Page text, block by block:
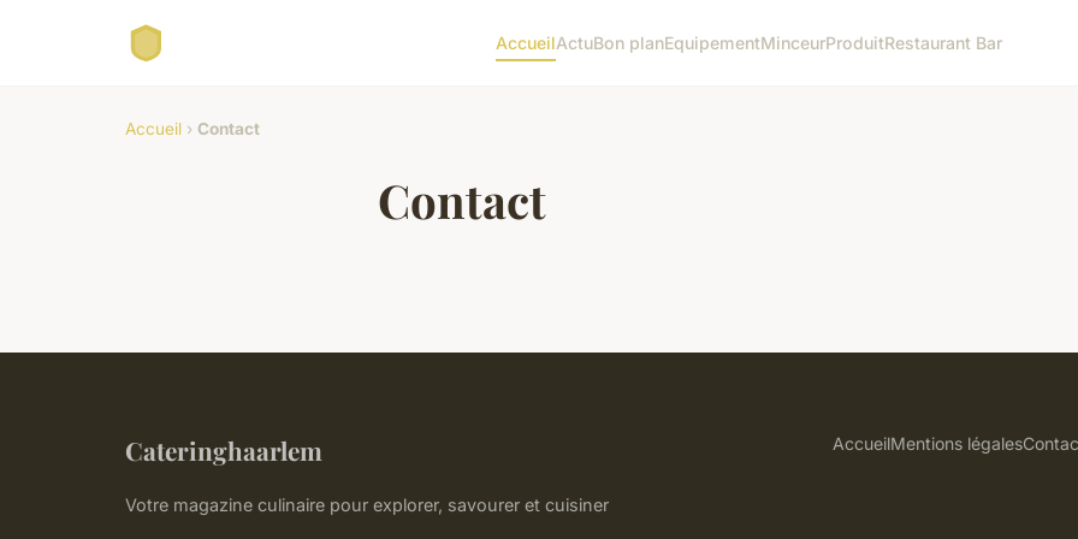
AccueilActuBon planEquipementMinceurProduitRestaurant Bar
Accueil › Contact
Contact
Cateringhaarlem
Votre magazine culinaire pour explorer, savourer et cuisiner
AccueilMentions légales